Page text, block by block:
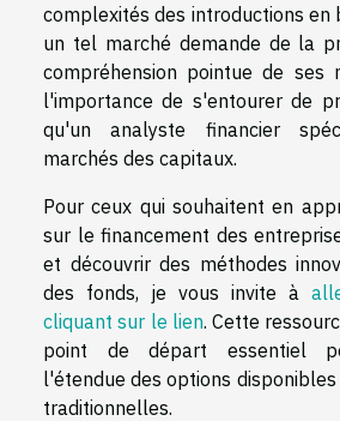
complexités des introductions en
un tel marché demande de la
compréhension pointue de ses
l'importance de s'entourer de
qu'un analyste financier
marchés des capitaux.
Pour ceux qui souhaitent en
sur le financement des
et découvrir des méthodes
des fonds, je vous invite à
cliquant sur le lien. Cette
point de départ essentiel
l'étendue des options
traditionnelles.